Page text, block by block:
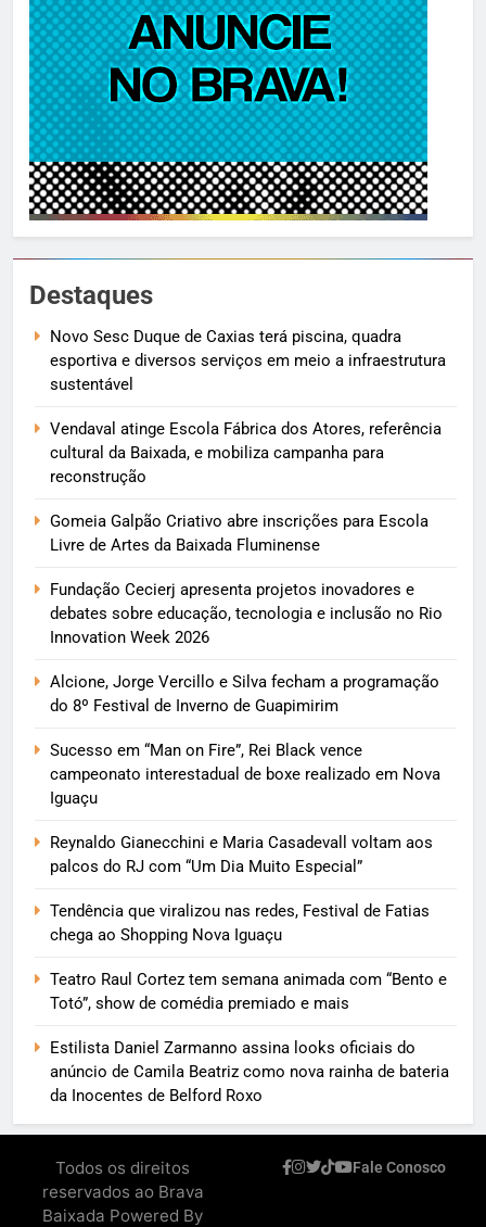
Destaques
Novo Sesc Duque de Caxias terá piscina, quadra
esportiva e diversos serviços em meio a infraestrutura
sustentável
Vendaval atinge Escola Fábrica dos Atores, referência
cultural da Baixada, e mobiliza campanha para
reconstrução
Gomeia Galpão Criativo abre inscrições para Escola
Livre de Artes da Baixada Fluminense
Fundação Cecierj apresenta projetos inovadores e
debates sobre educação, tecnologia e inclusão no Rio
Innovation Week 2026
Alcione, Jorge Vercillo e Silva fecham a programação
do 8º Festival de Inverno de Guapimirim
Sucesso em “Man on Fire”, Rei Black vence
campeonato interestadual de boxe realizado em Nova
Iguaçu
Reynaldo Gianecchini e Maria Casadevall voltam aos
palcos do RJ com “Um Dia Muito Especial”
Tendência que viralizou nas redes, Festival de Fatias
chega ao Shopping Nova Iguaçu
Teatro Raul Cortez tem semana animada com “Bento e
Totó”, show de comédia premiado e mais
Estilista Daniel Zarmanno assina looks oficiais do
anúncio de Camila Beatriz como nova rainha de bateria
da Inocentes de Belford Roxo
Todos os direitos
reservados ao Brava
Baixada Powered By
Fale Conosco